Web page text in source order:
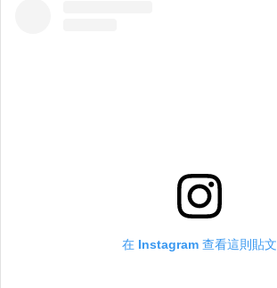
在 Instagram 查看這則貼文